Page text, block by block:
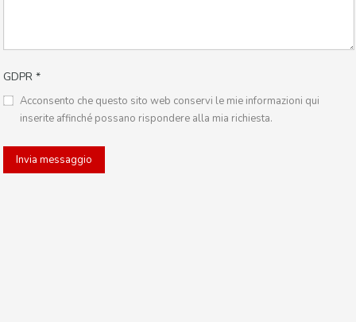
GDPR *
Acconsento che questo sito web conservi le mie informazioni qui
inserite affinché possano rispondere alla mia richiesta.